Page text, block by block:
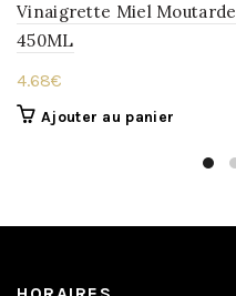
Vinaigrette Miel Moutarde
450ML
4.68€
Ajouter au panier